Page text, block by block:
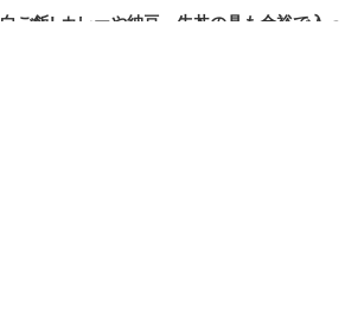
熱湯5分でふっくら白ご飯! カレーや納豆、牛丼